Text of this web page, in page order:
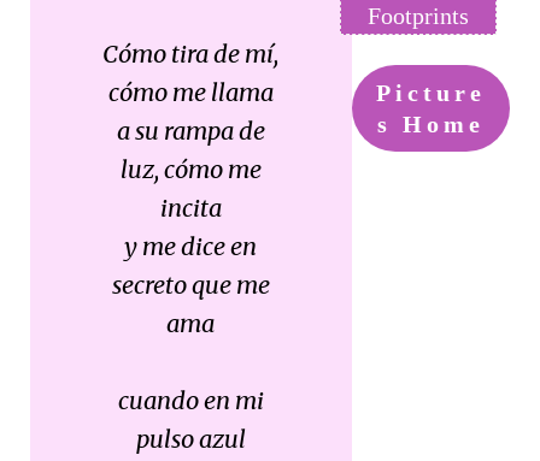
Cómo tira de mí,
cómo me llama
a su rampa de
luz, cómo me
incita
y me dice en
secreto que me
ama
cuando en mi
pulso azul
Footprints
Picture
s Home